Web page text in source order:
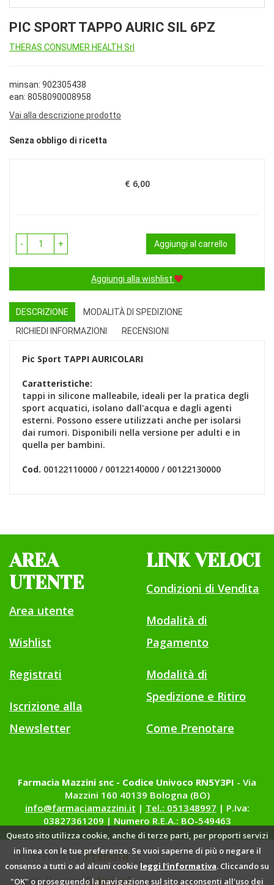
Questo sito utilizza cookie, anche di terze parti, per proporti servizi
in linea con le tue preferenze. Se vuoi saperne di più o negare il
consenso a tutti o ad alcuni cookie leggi l'informativa. Cliccando su
"OK" o proseguendo la navigazione sul sito acconsenti all'uso dei
PIC SPORT TAPPO AURIC SIL 6PZ
THERAS CONSUMER HEALTH Srl
minsan: 902305438
ean: 8058090008958
Vai alla descrizione prodotto
Senza obbligo di ricetta
Prezzo
€ 6,00
- + Aggiungi al carrello
Aggiungi alla wishlist
DESCRIZIONE
MODALITÀ DI SPEDIZIONE
RICHIEDI INFORMAZIONI
RECENSIONI
Pic Sport TAPPI AURICOLARI
Caratteristiche:
tappi in silicone malleabile, ideali per la pratica degli
sport acquatici, isolano dall'acqua e dagli agenti
esterni. Possono essere utilizzati anche per isolarsi
dai rumori. Disponibili nella versione per adulti e in
quella per bambini.
Cod. 00122110000 / 00122140000 / 00122130000
AREA
UTENTE
Area utente
Wishlist
Registrati
Iscrizione alla
Newsletter
LINK VELOCI
Condizioni di Vendita
Modalità di
Pagamento
Modalità di
Spedizione e Ritiro
Come Prenotare
Farmacia Mazzini snc - Codice Univoco RN5Y3PI - Via
Mazzini 160 40139 Bologna (BO)
info@farmaciamazzini.it | Tel.: 051348997 | P.Iva:
03827361209 | Numero R.E.A.: BO-549463
Powered by Prenofa
Web DesignFulcri srl